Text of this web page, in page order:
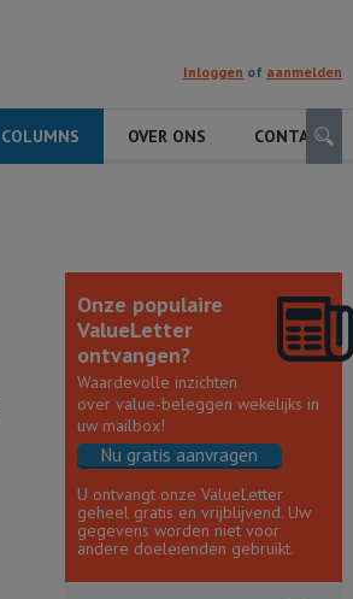
Inloggen of aanmelden
COLUMNS OVER ONS CONTACT
Zoeken
Onze populaire
ValueLetter
ontvangen?
Waardevolle inzichten
over value-beleggen wekelijks in
uw mailbox!
Nu gratis aanvragen
U ontvangt onze ValueLetter
geheel gratis en vrijblijvend. Uw
gegevens worden niet voor
andere doeleienden gebruikt.